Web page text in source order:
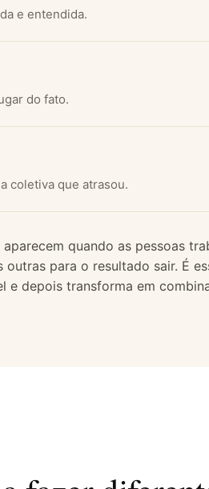
e entendida.
do fato.
coletiva que atrasou.
quando as pessoas
para o resultado sair. É
e depois transforma em